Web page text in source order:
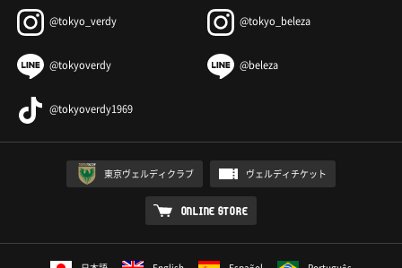
@tokyo_verdy @tokyo_beleza
@tokyoverdy @beleza
@tokyoverdy1969
東京ヴェルディクラブ ヴェルディチケット
ONLINE STORE